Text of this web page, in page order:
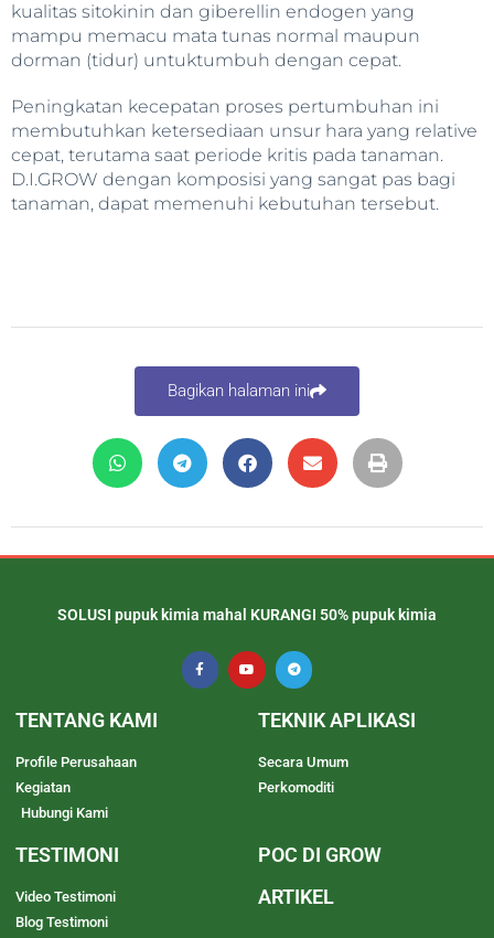
kualitas sitokinin dan giberellin endogen yang
mampu memacu mata tunas normal maupun
dorman (tidur) untuktumbuh dengan cepat.
Peningkatan kecepatan proses pertumbuhan ini
membutuhkan ketersediaan unsur hara yang relative
cepat, terutama saat periode kritis pada tanaman.
D.I.GROW dengan komposisi yang sangat pas bagi
tanaman, dapat memenuhi kebutuhan tersebut.
Bagikan halaman ini
SOLUSI pupuk kimia mahal KURANGI 50% pupuk kimia
TENTANG KAMI
Profile Perusahaan
Kegiatan
Hubungi Kami
TEKNIK APLIKASI
Secara Umum
Perkomoditi
TESTIMONI
Video Testimoni
Blog Testimoni
POC DI GROW
ARTIKEL